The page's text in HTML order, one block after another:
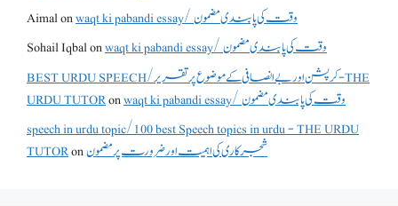
Aimalon
waqt ki pabandi essay/ وقت کی پابندی مضمون
Sohail Iqbalon
waqt ki pabandi essay/ وقت کی پابندی مضمون
BEST URDU SPEECH/کرپشن اور بے انصافی کے موضوع پر تقریر - THE
URDU TUTORon
waqt ki pabandi essay/ وقت کی پابندی مضمون
speech in urdu topic/100 best Speech topics in urdu - THE URDU
TUTORonشجرکاری کی اہمیت اور ضرورت پر مضمون